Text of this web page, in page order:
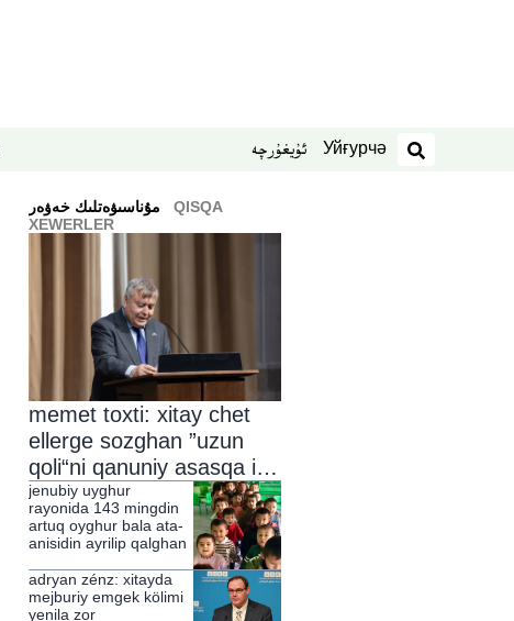
ئۇيغۇرچە Уйғурчә
izdesh
QISQA
XEWERLER
memet toxti: xitay chet
ellerge sozghan ”uzun
qoli“ni qanuniy asasqa ige
qildi
jenubiy uyghur
rayonida 143 mingdin
artuq oyghur bala ata-
anisidin ayrilip qalghan
adryan zénz: xitayda
mejburiy emgek kölimi
yenila zor